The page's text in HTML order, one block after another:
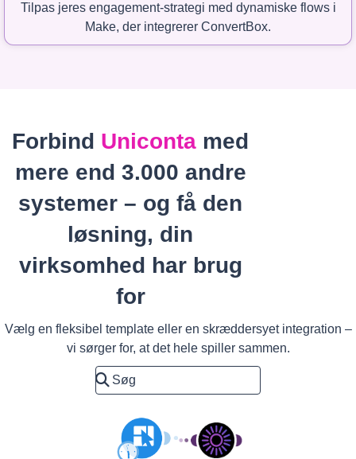
Tilpas jeres engagement-strategi med dynamiske flows i
Make, der integrerer ConvertBox.
Forbind Uniconta med
mere end 3.000 andre
systemer – og få den
løsning, din
virksomhed har brug
for
Vælg en fleksibel template eller en skræddersyet integration –
vi sørger for, at det hele spiller sammen.